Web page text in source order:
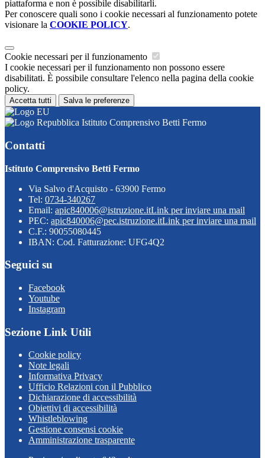
piattaforma e non è possibile disabilitarli.
Per conoscere quali sono i cookie necessari al funzionamento potete
visionare la COOKIE POLICY.
Cookie necessari per il funzionamento
I cookie necessari per il funzionamento non possono essere
disabilitati. È possibile consultare l'elenco nella pagina della cookie
policy.
Accetta tutti Salva le preferenze
Istituto Comprensivo Betti Fermo
Contatti
Istituto Comprensivo Betti Fermo
Via Salvo d'Acquisto - 63900 Fermo
Tel: 0734-340267
Email: apic840006@istruzione.itLink per inviare una mail
PEC: apic840006@pec.istruzione.itLink per inviare una mail
C.F.: 90055080445
IBAN: Cod. Fatturazione: UFG4Q2
Seguici su
Facebook
Youtube
Instagram
Sezione Link Utili
Cookie policy
Note legali
Informativa Privacy
Ufficio Relazioni con il Pubblico
Dichiarazione di accessibilità
Obiettivi di accessibilità
Whistleblowing
Gestione consensi cookie
Amministrazione trasparente